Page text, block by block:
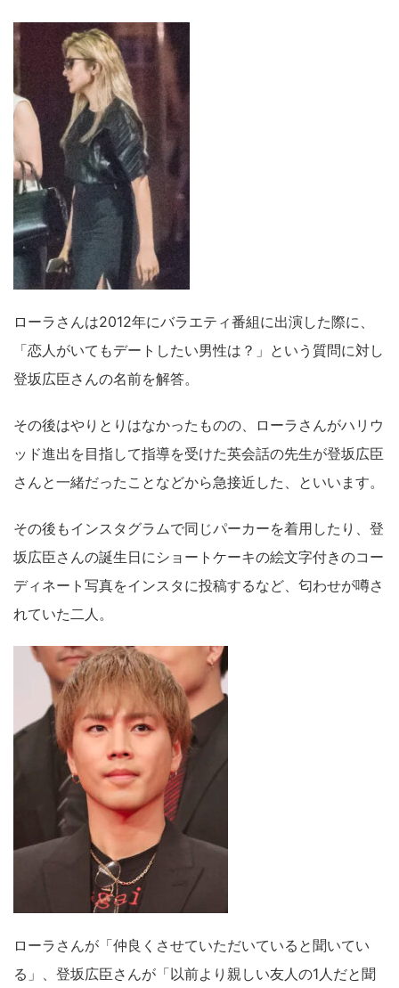
ローラさんは2012年にバラエティ番組に出演した際に、
「恋人がいてもデートしたい男性は？」という質問に対し
登坂広臣さんの名前を解答。
その後はやりとりはなかったものの、ローラさんがハリウ
ッド進出を目指して指導を受けた英会話の先生が登坂広臣
さんと一緒だったことなどから急接近した、といいます。
その後もインスタグラムで同じパーカーを着用したり、登
坂広臣さんの誕生日にショートケーキの絵文字付きのコー
ディネート写真をインスタに投稿するなど、匂わせが噂さ
れていた二人。
ローラさんが「仲良くさせていただいていると聞いてい
る」、登坂広臣さんが「以前より親しい友人の1人だと聞